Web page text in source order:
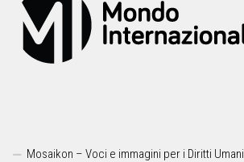
Mosaikon – Voci e immagini per i Diritti Umani